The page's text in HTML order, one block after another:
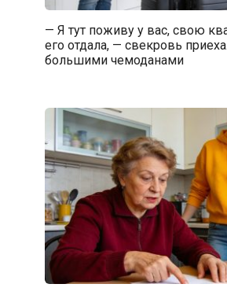
— Я тут поживу у вас, свою
его отдала, — свекровь
большими чемоданами